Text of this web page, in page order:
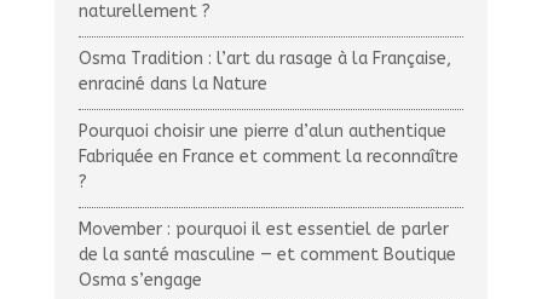
naturellement ?
Osma Tradition : l’art du rasage à la Française,
enraciné dans la Nature
Pourquoi choisir une pierre d’alun authentique
Fabriquée en France et comment la reconnaître
?
Movember : pourquoi il est essentiel de parler
de la santé masculine — et comment Boutique
Osma s’engage